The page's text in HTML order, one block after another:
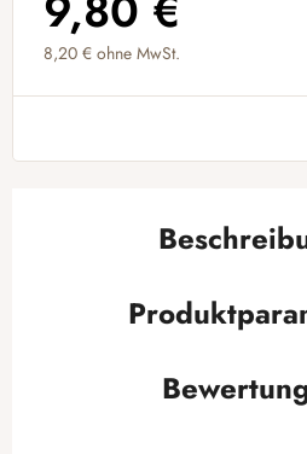
8,20 € ohne MwSt.
Verkaufspreis: